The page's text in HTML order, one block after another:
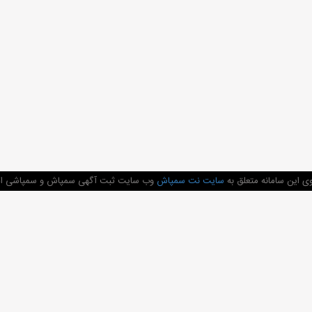
این سامانه متعلق به سایت نت سمپاشوب سایت ثبت آگهی سمپاش و سمپاشی